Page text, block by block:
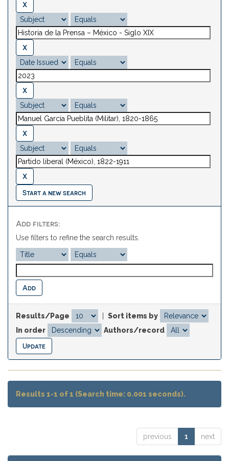
Start a new search
Add filters:
Use filters to refine the search results.
Results/Page
Sort items by
In order
Authors/record
Results 1-1 of 1 (Search time: 0.001 seconds).
previous 1 next